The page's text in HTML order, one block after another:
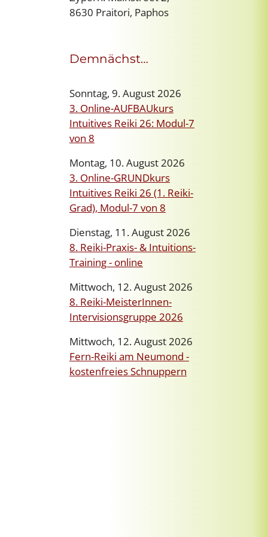
8630 Praitori, Paphos
Demnächst…
Sonntag, 9. August 2026
3. Online-AUFBAUkurs
Intuitives Reiki 26: Modul-7
von 8
Montag, 10. August 2026
3. Online-GRUNDkurs
Intuitives Reiki 26 (1. Reiki-
Grad), Modul-7 von 8
Dienstag, 11. August 2026
8. Reiki-Praxis- & Intuitions-
Training - online
Mittwoch, 12. August 2026
8. Reiki-MeisterInnen-
Intervisionsgruppe 2026
Mittwoch, 12. August 2026
Fern-Reiki am Neumond -
kostenfreies Schnuppern